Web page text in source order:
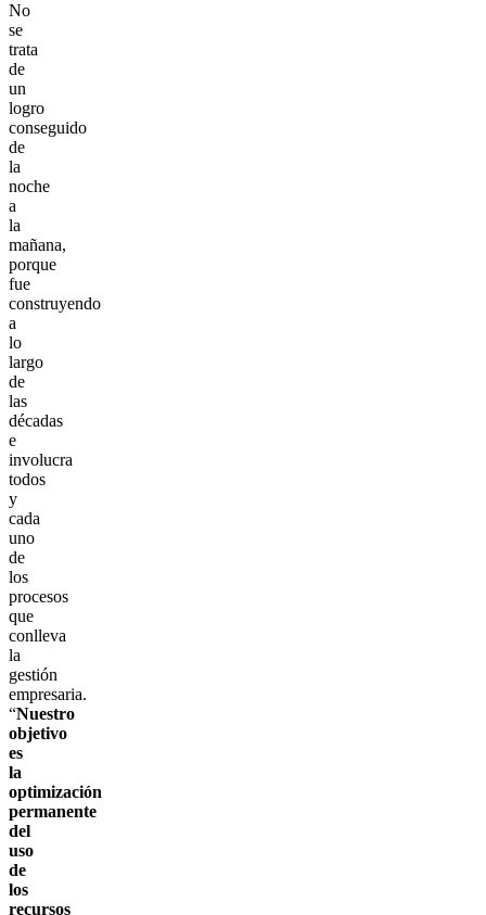
No
se
trata
de
un
logro
conseguido
de
la
noche
a
la
mañana,
porque
fue
construyendo
a
lo
largo
de
las
décadas
e
involucra
todos
y
cada
uno
de
los
procesos
que
conlleva
la
gestión
empresaria.
“Nuestro
objetivo
es
la
optimización
permanente
del
uso
de
los
recursos